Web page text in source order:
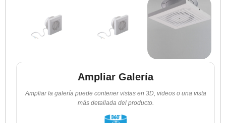
Ampliar Galería
Ampliar la galería puede contener vistas en 3D, videos o una vista
más detallada del producto.